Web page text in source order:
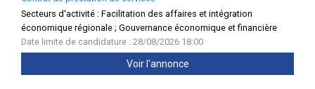
Secteurs d'activité : Facilitation des affaires et intégration
économique régionale ; Gouvernance économique et financière
Date limite de candidature : 28/08/2026 18:00
Voir l'annonce